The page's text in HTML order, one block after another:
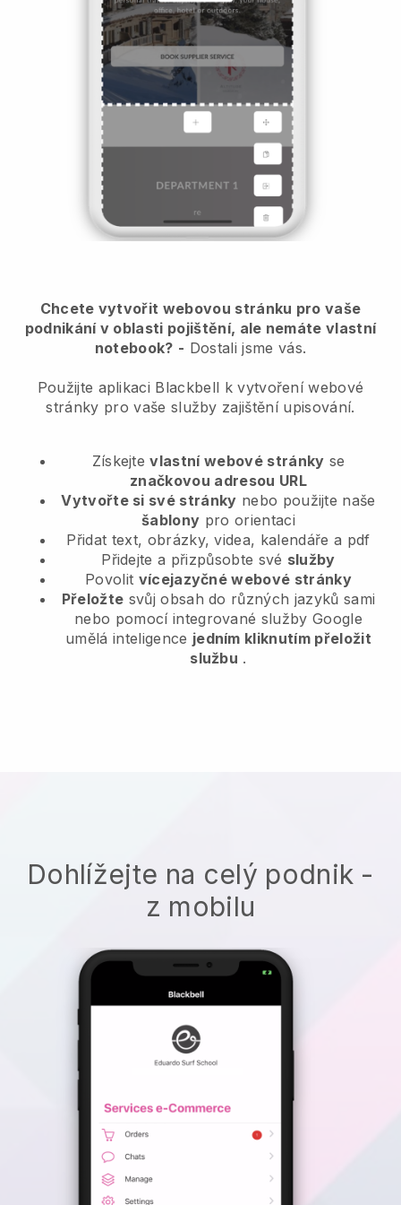
Chcete vytvořit webovou stránku pro vaše
podnikání v oblasti pojištění, ale nemáte vlastní
notebook? - Dostali jsme vás.
Použijte aplikaci Blackbell k vytvoření webové
stránky pro vaše služby zajištění upisování.
Získejtevlastní webové stránky se
značkovou adresou URL
Vytvořte si své stránky nebo použijte naše
šablony pro orientaci
Přidat text, obrázky, videa, kalendáře a pdf
Přidejte a přizpůsobte své služby
Povolit vícejazyčné webové stránky
Přeložte svůj obsah do různých jazyků sami
nebo pomocí integrované služby Google
umělá inteligence jedním kliknutím přeložit
službu .
Dohlížejte na celý podnik -
z mobilu